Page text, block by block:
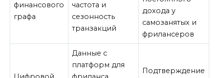
финансового
графа
частота и
сезонность
транзакций
дохода у
самозанятых и
фрилансеров
Данные с
платформ для
Подтверждение